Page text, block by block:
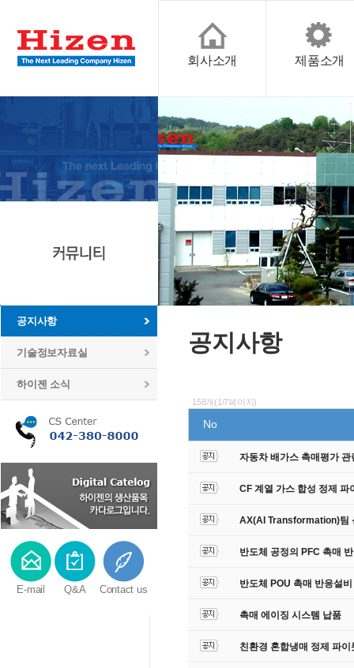
회사소개 제품소개
공지사항
기술정보자료실
하이젠 소식
E-mail Q&A Contact us
공지사항
158개(1/7페이지)
No
자동차 배가스 촉매평가
CF 계열 가스 합성 정제 파
AX(AI Transformation)팀
반도체 공정의 PFC 촉매
반도체 POU 촉매 반응설
촉매 에이징 시스템 납품
친환경 혼합냉매 정제 파